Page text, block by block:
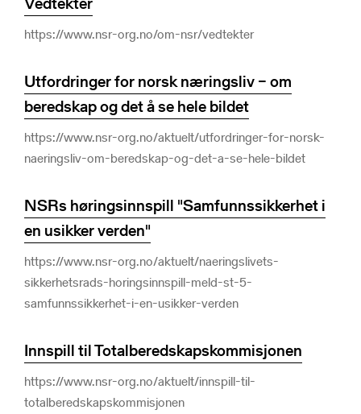
https://www.nsr-org.no/om-nsr/vedtekter
Utfordringer for norsk næringsliv – om
beredskap og det å se hele bildet
https://www.nsr-org.no/aktuelt/utfordringer-for-norsk-
naeringsliv-om-beredskap-og-det-a-se-hele-bildet
NSRs høringsinnspill "Samfunnssikkerhet i
en usikker verden"
https://www.nsr-org.no/aktuelt/naeringslivets-
sikkerhetsrads-horingsinnspill-meld-st-5-
samfunnssikkerhet-i-en-usikker-verden
Innspill til Totalberedskapskommisjonen
https://www.nsr-org.no/aktuelt/innspill-til-
totalberedskapskommisjonen